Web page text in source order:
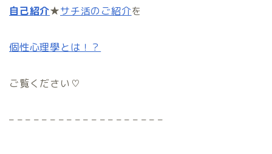
自己紹介★サチ活のご紹介を
個性心理學とは！？
ご覧ください♡
– – – – – – – – – – – – – – – – – – –